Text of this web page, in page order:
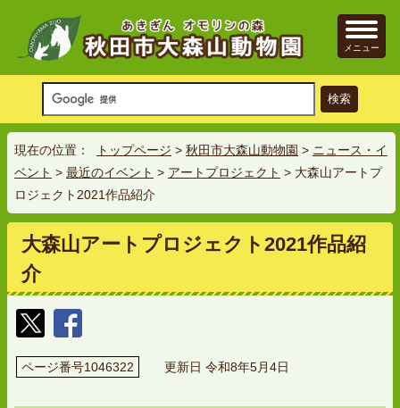
メニュー
現在の位置： トップページ > 秋田市大森山動物園 > ニュース・イ
ベント > 最近のイベント > アートプロジェクト > 大森山アートプ
ロジェクト2021作品紹介
大森山アートプロジェクト2021作品紹
介
ページ番号1046322 更新日 令和8年5月4日